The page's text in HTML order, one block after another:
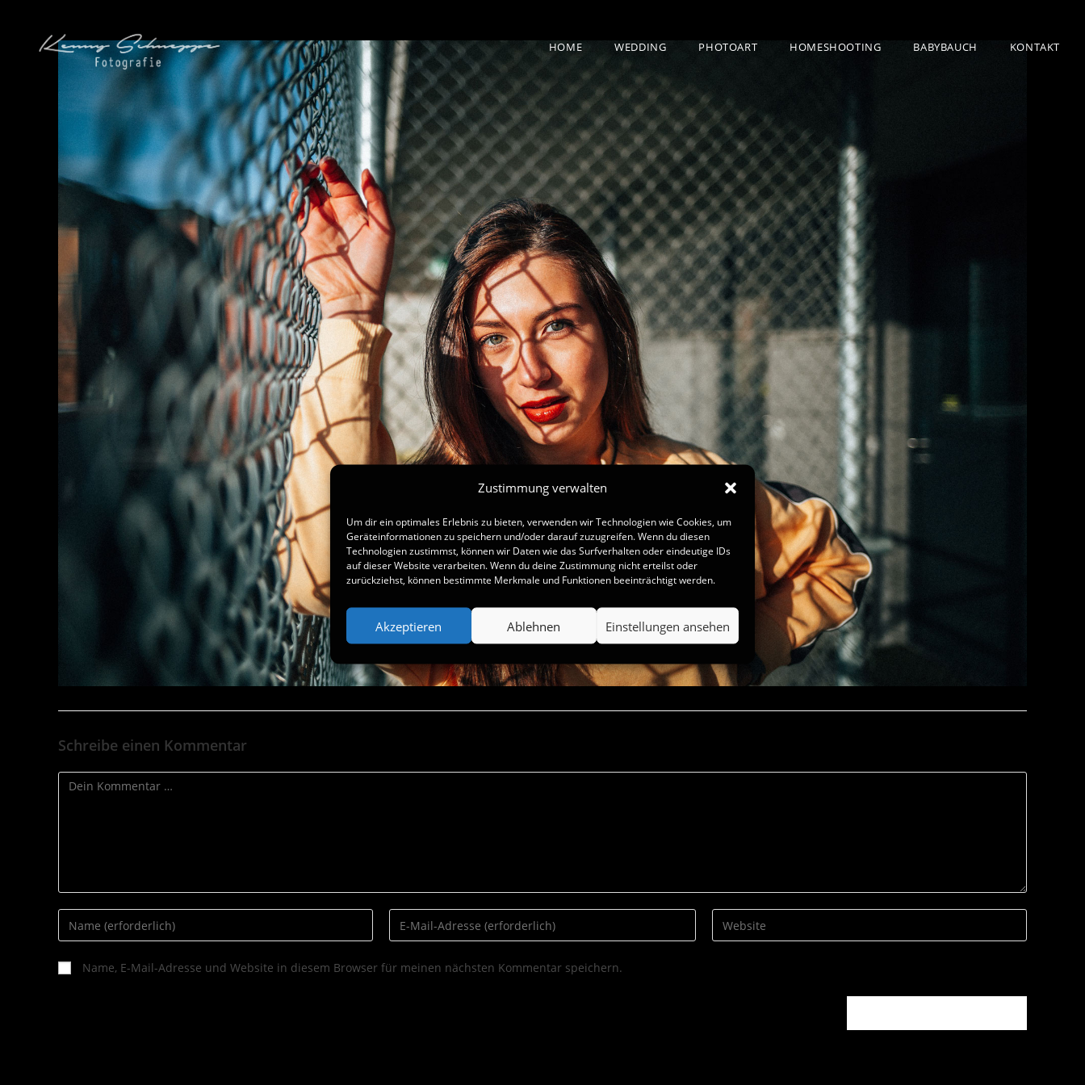
Zustimmung verwalten
Um dir ein optimales Erlebnis zu bieten, verwenden wir Technologien wie Cookies, um
Geräteinformationen zu speichern und/oder darauf zuzugreifen. Wenn du diesen
Technologien zustimmst, können wir Daten wie das Surfverhalten oder eindeutige IDs
auf dieser Website verarbeiten. Wenn du deine Zustimmung nicht erteilst oder
zurückziehst, können bestimmte Merkmale und Funktionen beeinträchtigt werden.
Akzeptieren Ablehnen Einstellungen ansehen
HOME WEDDING PHOTOART HOMESHOOTING BABYBAUCH KONTAKT
Schreibe einen Kommentar
Name, E-Mail-Adresse und Website in diesem Browser für meinen nächsten Kommentar speichern.